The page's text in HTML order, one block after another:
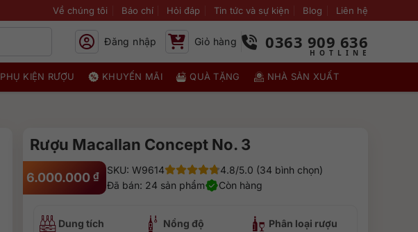
Về chúng tôi Báo chí Hỏi đáp Tin tức và sự kiện Blog Liên hệ
Đăng nhập Giỏ hàng 0363 909 636
PHỤ KIỆN RƯỢU KHUYẾN MÃI QUÀ TẶNG NHÀ SẢN XUẤT
Rượu Macallan Concept No. 3
6.000.000 ₫ SKU: W9614
4.8/5.0 (34 bình chọn)
Đã bán: 24 sản phẩm
Còn hàng
Dung tích
Nồng độ
Phân loại rượu